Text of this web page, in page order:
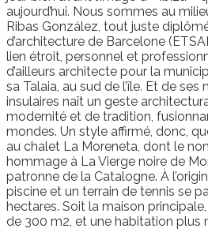
aujourd’hui. Nous sommes au
Ribas González, tout juste
d’architecture de Barcelone
lien étroit, personnel et
d’ailleurs architecte pour la
sa Talaia, au sud de l’île. Et de
insulaires naît un geste
modernité et de tradition,
mondes. Un style affirmé, donc,
au chalet La Moreneta, dont le
hommage à La Vierge noire de
patronne de la Catalogne. À
piscine et un terrain de tennis se
hectares. Soit la maison
de 300 m2, et une habitation plus